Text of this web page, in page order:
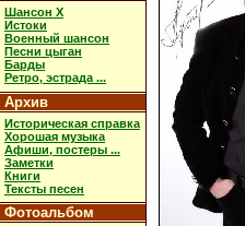
Шансон X
Истоки
Военный шансон
Песни цыган
Барды
Ретро, эстрада ...
Архив
Историческая справка
Хорошая музыка
Афиши, постеры ...
Заметки
Книги
Тексты песен
Фотоальбом